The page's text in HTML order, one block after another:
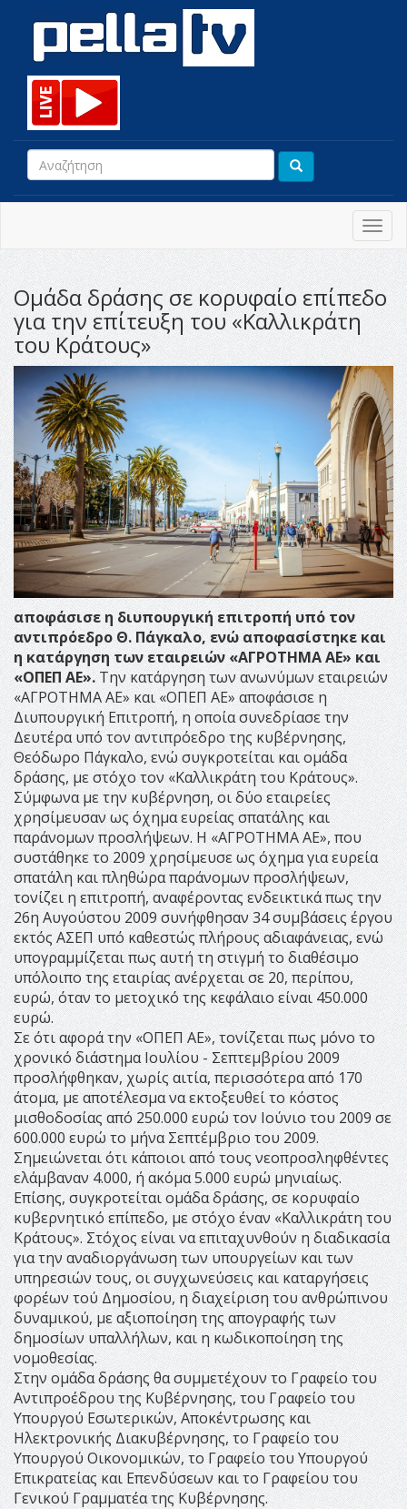
Ομάδα δράσης σε κορυφαίο επίπεδο
για την επίτευξη του «Καλλικράτη
του Κράτους»
αποφάσισε η διυπουργική επιτροπή υπό τον
αντιπρόεδρο Θ. Πάγκαλο, ενώ αποφασίστηκε και
η κατάργηση των εταιρειών «ΑΓΡΟΤΗΜΑ ΑΕ» και
«ΟΠΕΠ ΑΕ». Την κατάργηση των ανωνύμων εταιρειών
«ΑΓΡΟΤΗΜΑ ΑΕ» και «ΟΠΕΠ ΑΕ» αποφάσισε η
Διυπουργική Επιτροπή, η οποία συνεδρίασε την
Δευτέρα υπό τον αντιπρόεδρο της κυβέρνησης,
Θεόδωρο Πάγκαλο, ενώ συγκροτείται και ομάδα
δράσης, με στόχο τον «Καλλικράτη του Κράτους».
Σύμφωνα με την κυβέρνηση, οι δύο εταιρείες
χρησίμευσαν ως όχημα ευρείας σπατάλης και
παράνομων προσλήψεων. Η «ΑΓΡΟΤΗΜΑ ΑΕ», που
συστάθηκε το 2009 χρησίμευσε ως όχημα για ευρεία
σπατάλη και πληθώρα παράνομων προσλήψεων,
τονίζει η επιτροπή, αναφέροντας ενδεικτικά πως την
26η Αυγούστου 2009 συνήφθησαν 34 συμβάσεις έργου
εκτός ΑΣΕΠ υπό καθεστώς πλήρους αδιαφάνειας, ενώ
υπογραμμίζεται πως αυτή τη στιγμή το διαθέσιμο
υπόλοιπο της εταιρίας ανέρχεται σε 20, περίπου,
ευρώ, όταν το μετοχικό της κεφάλαιο είναι 450.000
ευρώ.
Σε ότι αφορά την «ΟΠΕΠ ΑΕ», τονίζεται πως μόνο το
χρονικό διάστημα Ιουλίου - Σεπτεμβρίου 2009
προσλήφθηκαν, χωρίς αιτία, περισσότερα από 170
άτομα, με αποτέλεσμα να εκτοξευθεί το κόστος
μισθοδοσίας από 250.000 ευρώ τον Ιούνιο του 2009 σε
600.000 ευρώ το μήνα Σεπτέμβριο του 2009.
Σημειώνεται ότι κάποιοι από τους νεοπροσληφθέντες
ελάμβαναν 4.000, ή ακόμα 5.000 ευρώ μηνιαίως.
Επίσης, συγκροτείται ομάδα δράσης, σε κορυφαίο
κυβερνητικό επίπεδο, με στόχο έναν «Καλλικράτη του
Κράτους». Στόχος είναι να επιταχυνθούν η διαδικασία
για την αναδιοργάνωση των υπουργείων και των
υπηρεσιών τους, οι συγχωνεύσεις και καταργήσεις
φορέων τού Δημοσίου, η διαχείριση του ανθρώπινου
δυναμικού, με αξιοποίηση της απογραφής των
δημοσίων υπαλλήλων, και η κωδικοποίηση της
νομοθεσίας.
Στην ομάδα δράσης θα συμμετέχουν το Γραφείο του
Αντιπροέδρου της Κυβέρνησης, του Γραφείο του
Υπουργού Εσωτερικών, Αποκέντρωσης και
Ηλεκτρονικής Διακυβέρνησης, το Γραφείο του
Υπουργού Οικονομικών, το Γραφείο του Υπουργού
Επικρατείας και Επενδύσεων και το Γραφείου του
Γενικού Γραμματέα της Κυβέρνησης.